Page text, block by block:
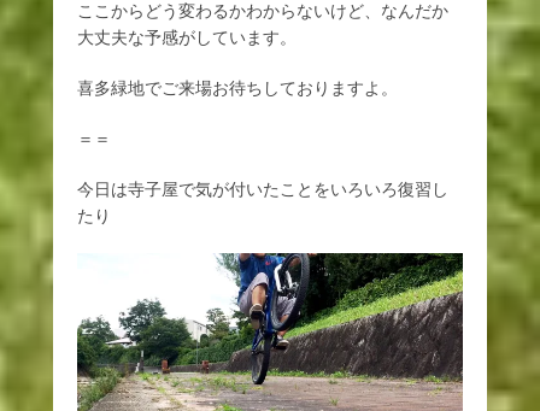
ここからどう変わるかわからないけど、なんだか
大丈夫な予感がしています。
喜多緑地でご来場お待ちしておりますよ。
＝＝
今日は寺子屋で気が付いたことをいろいろ復習し
たり